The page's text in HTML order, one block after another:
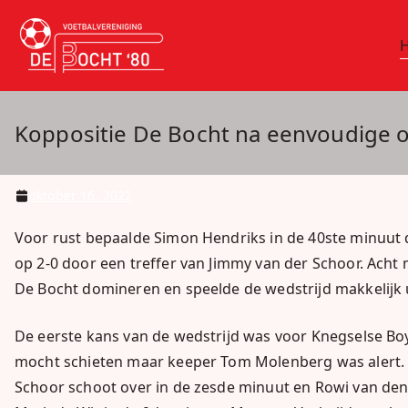
naar
inhoud
vv De Bocht
Koppositie De Bocht na eenvoudige
Voor rust bepaalde Simon Hendriks in de 40ste
op 2-0 door een treffer van Jimmy van der Schoor.
De Bocht domineren en speelde de wedstrijd makkelijk
De eerste kans van de wedstrijd was voor Knegselse
mocht schieten maar keeper Tom Molenberg was
Schoor schoot over in de zesde minuut en Rowi van